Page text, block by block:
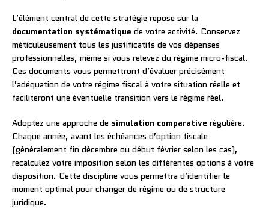
L’élément central de cette stratégie repose sur la
documentation systématique de votre activité. Conservez
méticuleusement tous les justificatifs de vos dépenses
professionnelles, même si vous relevez du régime micro-fiscal.
Ces documents vous permettront d’évaluer précisément
l’adéquation de votre régime fiscal à votre situation réelle et
faciliteront une éventuelle transition vers le régime réel.
Adoptez une approche de simulation comparative régulière.
Chaque année, avant les échéances d’option fiscale
(généralement fin décembre ou début février selon les cas),
recalculez votre imposition selon les différentes options à votre
disposition. Cette discipline vous permettra d’identifier le
moment optimal pour changer de régime ou de structure
juridique.